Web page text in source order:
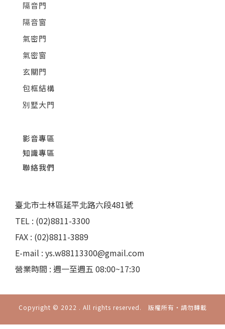
隔音門
隔音窗
氣密門
氣密窗
玄關門
包框結構
別墅大門
影音專區
知識專區
聯絡我們
臺北市士林區延平北路六段481號
TEL : (02)8811-3300
FAX : (02)8811-3889
E-mail : ys.w88113300@gmail.com
營業時間 : 週一至週五 08:00~17:30
Copyright © 2022 . All rights reserved. 版權所有‧請勿轉載